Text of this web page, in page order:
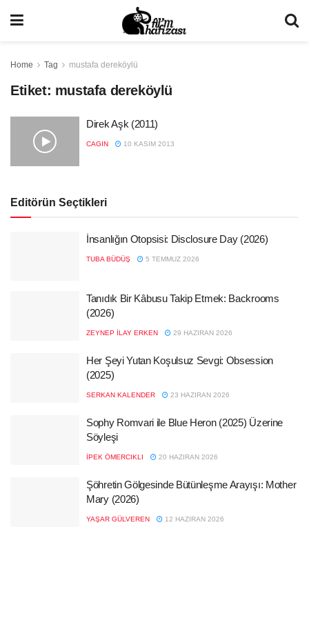
Home Tag mustafa dereköylü
Etiket: mustafa dereköylü
Direk Aşk (2011)
CAGIN 10 KASIM 2013
Editörün Seçtikleri
İnsanlığın Otopsisi: Disclosure Day (2026)
TUBA BÜDÜŞ 5 TEMMUZ 2026
Tanıdık Bir Kâbusu Takip Etmek: Backrooms
(2026)
ZEYNEP İLAY ERKEN 29 HAZIRAN 2026
Her Şeyi Yutan Koşulsuz Sevgi: Obsession
(2025)
SERKAN KALENDER 23 HAZIRAN 2026
Sophy Romvari ile Blue Heron (2025) Üzerine
Söyleşi
İPEK ÖMERCIKLI 20 HAZIRAN 2026
Şöhretin Gölgesinde Bütünleşme Arayışı: Mother
Mary (2026)
YAŞAR GÜLVEREN 12 HAZIRAN 2026